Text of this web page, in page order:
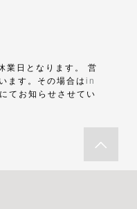
業日となります。 営
ます。その場合はin
てお知らせさせてい